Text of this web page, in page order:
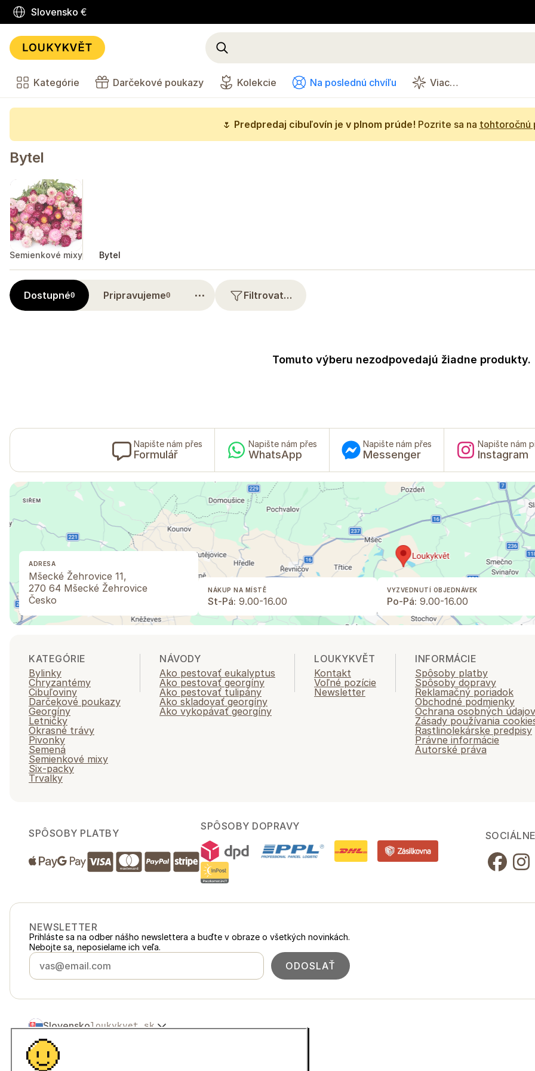
Slovensko €
Kategórie Darčekové poukazy Kolekcie Na poslednú chvíľu Viac…
🌷 Predpredaj cibuľovín je v plnom prúde! Pozrite sa na tohtoročnú
Bytel
Semienkové mixy Bytel
Dostupné0 Pripravujeme0 ⋯ Filtrovat…
Tomuto výberu nezodpovedajú žiadne produkty.
Napište nám přes
Formulář
Napište nám přes
WhatsApp
Napište nám přes
Messenger
Napište nám
Instagram
ADRESA
Mšecké Žehrovice 11,
270 64 Mšecké Žehrovice
Česko
NÁKUP NA MÍSTĚ
St-Pá: 9.00-16.00
VYZVEDNUTÍ OBJEDNÁVEK
Po-Pá: 9.00-16.00
KATEGÓRIE
Bylinky
Chryzantémy
Cibuľoviny
Darčekové poukazy
Georgíny
Letničky
Okrasné trávy
Pivonky
Semená
Semienkové mixy
Six-packy
Trvalky
NÁVODY
Ako pestovať eukalyptus
Ako pestovať georgíny
Ako pestovať tulipány
Ako skladovať georgíny
Ako vykopávať georgíny
LOUKYKVĚT
Kontakt
Voľné pozície
Newsletter
INFORMÁCIE
Spôsoby platby
Spôsoby dopravy
Reklamačný poriadok
Obchodné podmienky
Ochrana osobných údajov
Zásady používania
Rastlinolekárske predpisy
Právne informácie
Autorské práva
SPÔSOBY PLATBY
SPÔSOBY DOPRAVY
NEWSLETTER
Prihláste sa na odber nášho newslettera a buďte v obraze o všetkých novinkách.
Nebojte sa, neposielame ich veľa.
ODOSLAŤ
Slovenskoloukykvet.sk
Česko
Polska loukykvet.pl
Österreich
© 2016 →